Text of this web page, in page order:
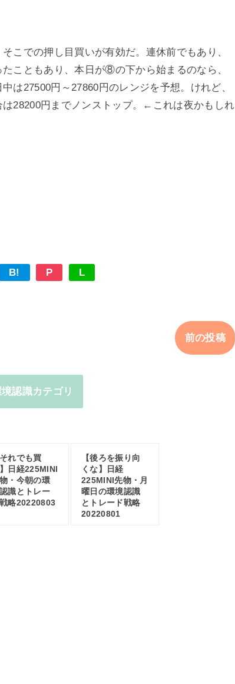
こでの押し目買いが有効だ。連休前でもあり、
こともあり、本日が⑧の下から始まるのなら、
は27500円～27860円のレンジを予想。けれど、
28200円までノンストップ。←これは夜かもしれ
B! P L
前の投稿
認識カテゴリ
それでも買
日経225MINI
・今朝の環
識とトレー
戦略20220803
【後ろを振り向
くな】日経
225MINI先物・月
曜日の環境認識
とトレード戦略
20220801